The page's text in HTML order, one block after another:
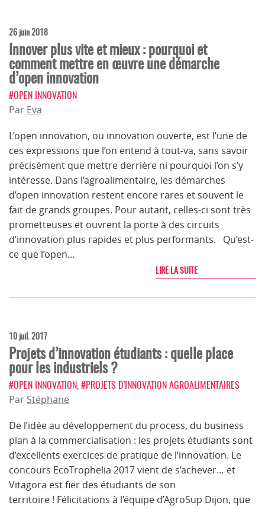
26 juin 2018
Innover plus vite et mieux : pourquoi et
comment mettre en œuvre une démarche
d’open innovation
#OPEN INNOVATION
Par Eva
L’open innovation, ou innovation ouverte, est l’une de
ces expressions que l’on entend à tout-va, sans savoir
précisément que mettre derrière ni pourquoi l’on s’y
intéresse. Dans l’agroalimentaire, les démarches
d’open innovation restent encore rares et souvent le
fait de grands groupes. Pour autant, celles-ci sont très
prometteuses et ouvrent la porte à des circuits
d’innovation plus rapides et plus performants. Qu’est-
ce que l’open…
LIRE LA SUITE
10 juil. 2017
Projets d’innovation étudiants : quelle place
pour les industriels ?
#OPEN INNOVATION #PROJETS D’INNOVATION AGROALIMENTAIRES
Par Stéphane
De l’idée au développement du process, du business
plan à la commercialisation : les projets étudiants sont
d’excellents exercices de pratique de l’innovation. Le
concours EcoTrophelia 2017 vient de s’achever… et
Vitagora est fier des étudiants de son
territoire ! Félicitations à l’équipe d’AgroSup Dijon, que